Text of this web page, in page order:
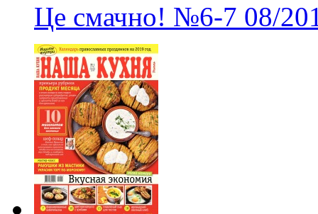
Це смачно! №6-7 08/